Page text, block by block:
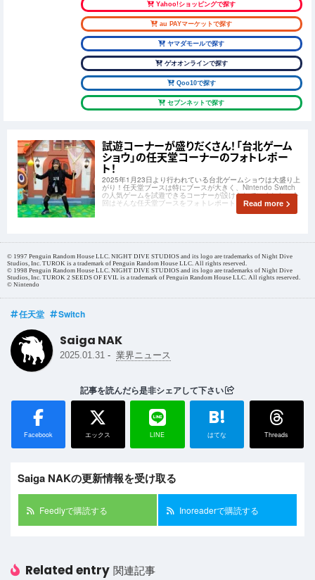
Yahoo!ショッピングで探す
au PAYマーケットで探す
ヤマダモールで探す
ゲオオンラインで探す
Qoo10で探す
セブンネットで探す
試遊コーナーが盛りだくさん！「台北ゲーム
ショウ」の任天堂コーナーのフォトレポー
ト！
2025年1月23日より行われている台北ゲームショウは大盛り上
がり！任天堂ブースは特にブースが大きく、Nintendo Switch
の人気ゲームを試遊できるコーナーが設けられていました。今
回はそんな任天堂ブースをフォトレポートしていきます！
Read more
© 1997 Penguin Random House LLC. NIGHT DIVE STUDIOS and its logo are trademarks of Night Dive
Studios, Inc. TUROK is a trademark of Penguin Random House LLC. All rights reserved.
© 1998 Penguin Random House LLC. NIGHT DIVE STUDIOS and its logo are trademarks of Night Dive
Studios, Inc. TUROK 2 SEEDS OF EVIL is a trademark of Penguin Random House LLC. All rights reserved.
© Nintendo
任天堂 Switch
Saiga NAK
2025.01.31 - 業界ニュース
記事を読んだら是非シェアして下さい
Facebook エックス LINE
B!
はてな Threads
Saiga NAKの更新情報を受け取る
Feedlyで購読する Inoreaderで購読する
Related entry 関連記事